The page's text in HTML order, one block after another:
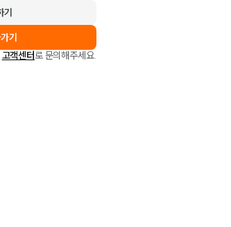
기
기
고객센터로 문의해주세요.